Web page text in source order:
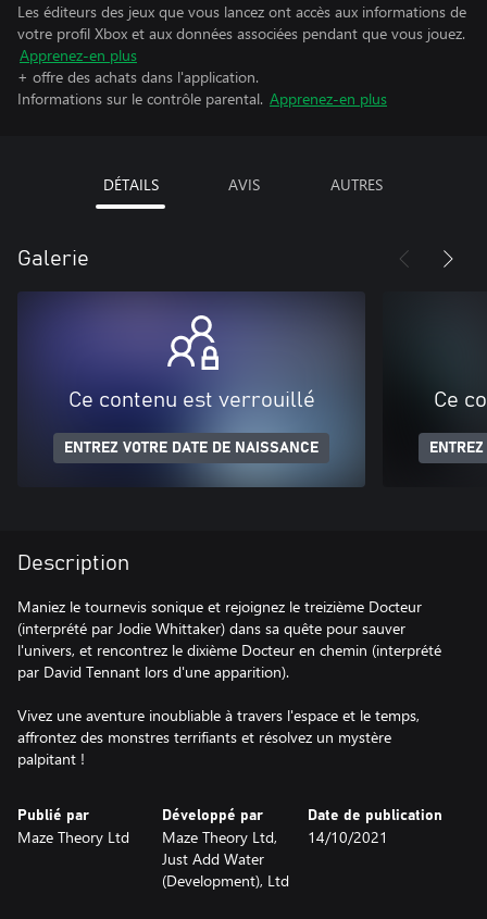
Les éditeurs des jeux que vous lancez ont accès aux informations de
votre profil Xbox et aux données associées pendant que vous jouez.
Apprenez-en plus
+ offre des achats dans l'application.
Informations sur le contrôle parental. Apprenez-en plus
DÉTAILS AVIS AUTRES
Galerie
Ce contenu est verrouillé
ENTREZ VOTRE DATE DE NAISSANCE
Ce
Description
Maniez le tournevis sonique et rejoignez le treizième Docteur
(interprété par Jodie Whittaker) dans sa quête pour sauver
l'univers, et rencontrez le dixième Docteur en chemin (interprété
par David Tennant lors d'une apparition).
Vivez une aventure inoubliable à travers l'espace et le temps,
affrontez des monstres terrifiants et résolvez un mystère
palpitant !
Publié par
Maze Theory Ltd
Développé par
Maze Theory Ltd,
Just Add Water
(Development), Ltd
Date de publication
14/10/2021